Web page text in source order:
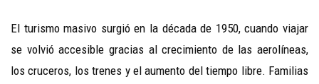
El turismo masivo surgió en la década de 1950, cuando viajar
se volvió accesible gracias al crecimiento de las aerolíneas,
los cruceros, los trenes y el aumento del tiempo libre. Familias